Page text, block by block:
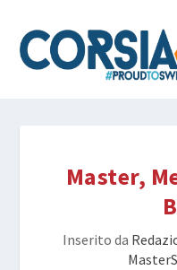
Master,
Inserito da
MasterS